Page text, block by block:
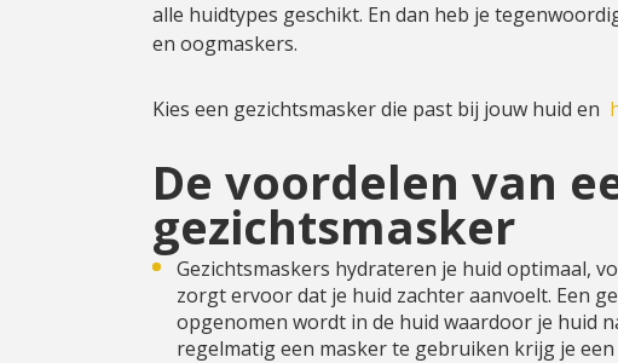
alle huidtypes geschikt. En dan heb je
en oogmaskers.
Kies een gezichtsmasker die past bij jouw huid en
De voordelen van
gezichtsmasker
Gezichtsmaskers hydrateren je huid optimaal,
zorgt ervoor dat je huid zachter aanvoelt. Een
opgenomen wordt in de huid waardoor je huid
regelmatig een masker te gebruiken krijg je